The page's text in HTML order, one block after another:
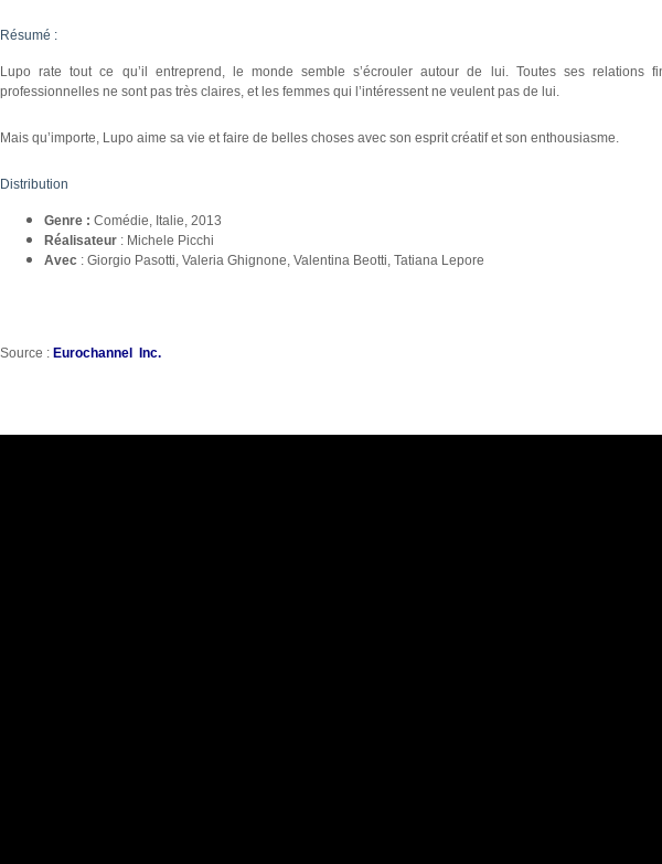
Résumé :
Lupo rate tout ce qu’il entreprend, le monde semble s’écrouler autour de lui. Toutes ses relations
professionnelles ne sont pas très claires, et les femmes qui l’intéressent ne veulent pas de lui.
Mais qu’importe, Lupo aime sa vie et faire de belles choses avec son esprit créatif et son enthousiasme.
Distribution
Genre : Comédie, Italie, 2013
Réalisateur : Michele Picchi
Avec : Giorgio Pasotti, Valeria Ghignone, Valentina Beotti, Tatiana Lepore
Source : Eurochannel Inc.